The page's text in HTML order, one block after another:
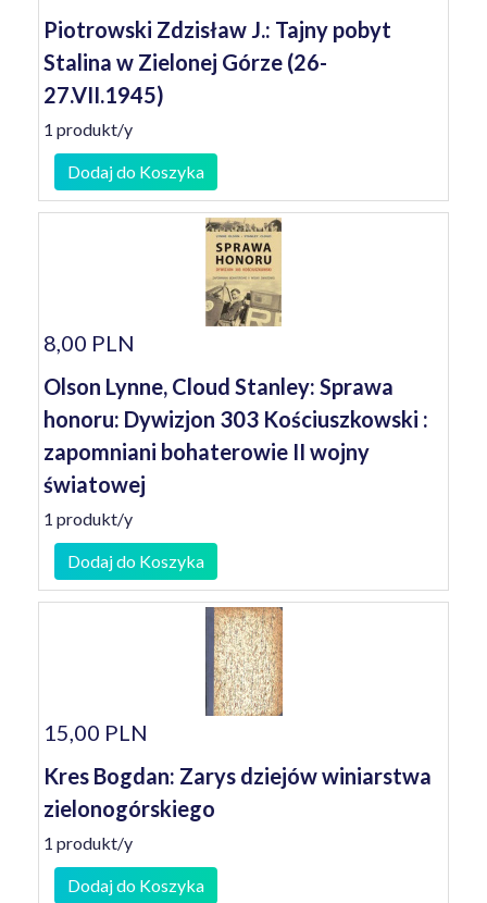
Piotrowski Zdzisław J.: Tajny pobyt
Stalina w Zielonej Górze (26-
27.VII.1945)
1 produkt/y
Dodaj do Koszyka
8,00 PLN
Olson Lynne, Cloud Stanley: Sprawa
honoru: Dywizjon 303 Kościuszkowski :
zapomniani bohaterowie II wojny
światowej
1 produkt/y
Dodaj do Koszyka
15,00 PLN
Kres Bogdan: Zarys dziejów winiarstwa
zielonogórskiego
1 produkt/y
Dodaj do Koszyka